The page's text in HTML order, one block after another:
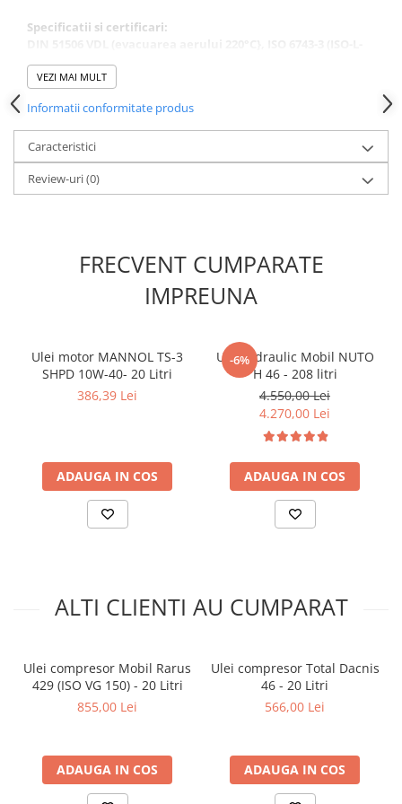
Curea distributie
Transmisie
Kit transmisie
Curea transmisie
Busoane/inele etansare
Directie/stabilizare
Cap de bara
Suspensie
Amortizor
► Accesorii auto
■ Huse scaune auto
■ Intretinere auto
■ Electrice auto
■ Electrice
■ Truse si scule de mana
Specificatii si certificari:
DAA/-DAB/-DAG/DAH)
VEZI MAI MULT
Informatii conformitate produs
Caracteristici
Review-uri(0)
FRECVENT CUMPARATE
IMPREUNA
Ulei motor MANNOL TS-3
SHPD 10W-40- 20 Litri
386,39 Lei
ADAUGA IN COS
-6%
Ulei hidraulic Mobil NUTO
H 46 - 208 litri
4.550,00 Lei
4.270,00 Lei
ADAUGA IN COS
ALTI CLIENTI AU CUMPARAT
Ulei compresor Mobil Rarus
429 (ISO VG 150) - 20 Litri
855,00 Lei
ADAUGA IN COS
Ulei compresor Total Dacnis
46 - 20 Litri
566,00 Lei
ADAUGA IN COS